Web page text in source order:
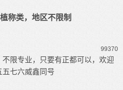
称类，地区不限制
99370
限专业，只要有正都可以，欢迎
七六威鑫同号